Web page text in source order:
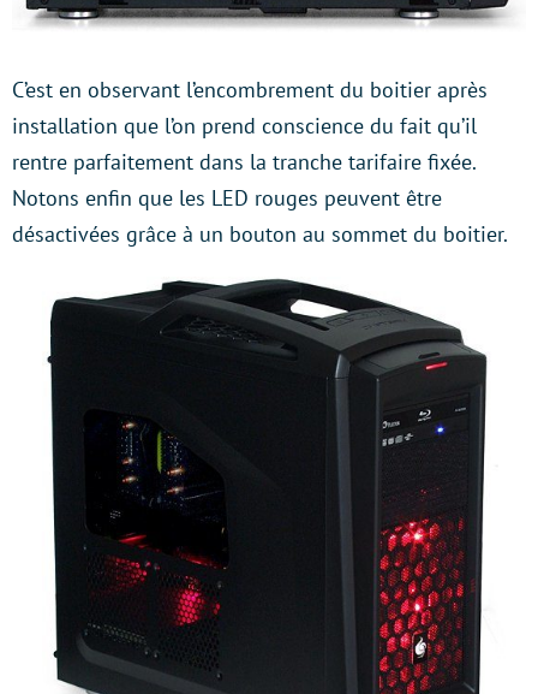
C’est en observant l’encombrement du boitier après
installation que l’on prend conscience du fait qu’il
rentre parfaitement dans la tranche tarifaire fixée.
Notons enfin que les LED rouges peuvent être
désactivées grâce à un bouton au sommet du boitier.